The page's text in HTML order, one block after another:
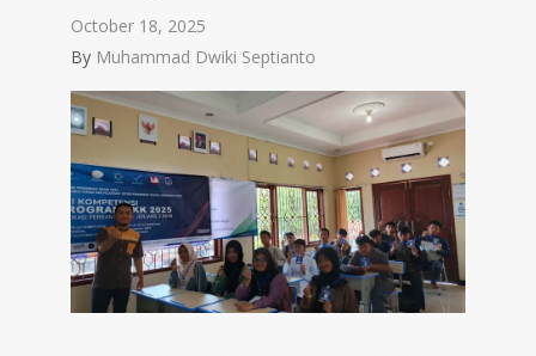
October 18, 2025
By Muhammad Dwiki Septianto